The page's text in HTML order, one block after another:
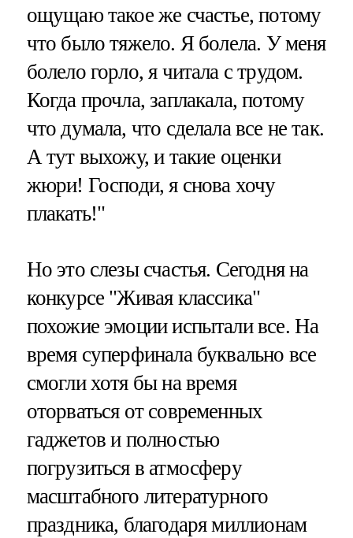
ощущаю такое же счастье, потому
что было тяжело. Я болела. У меня
болело горло, я читала с трудом.
Когда прочла, заплакала, потому
что думала, что сделала все не так.
А тут выхожу, и такие оценки
жюри! Господи, я снова хочу
плакать!"
Но это слезы счастья. Сегодня на
конкурсе "Живая классика"
похожие эмоции испытали все. На
время суперфинала буквально все
смогли хотя бы на время
оторваться от современных
гаджетов и полностью
погрузиться в атмосферу
масштабного литературного
праздника, благодаря миллионам